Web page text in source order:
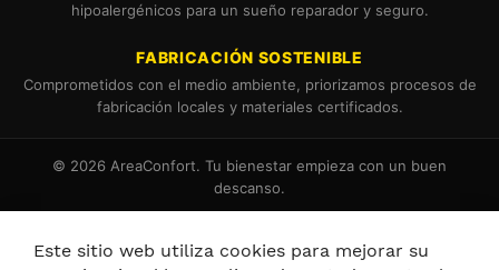
hipoalergénicos para un sueño reparador y seguro.
FABRICACIÓN SOSTENIBLE
Comprometidos con el medio ambiente, priorizamos procesos de
fabricación locales y materiales certificados.
© 2026 AreaConfort. Tu bienestar empieza con un buen
descanso.
Este sitio web utiliza cookies para mejorar su